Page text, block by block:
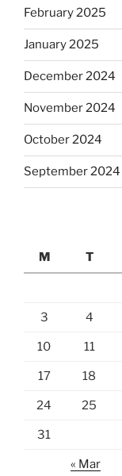
February 2025
January 2025
December 2024
November 2024
October 2024
September 2024
M
T
3 4
10 11
17 18
24 25
31
« Mar